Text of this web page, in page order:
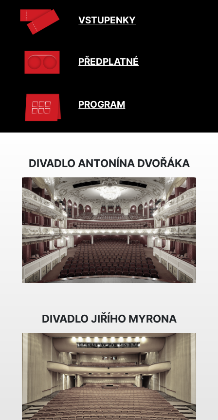
VSTUPENKY
PŘEDPLATNÉ
PROGRAM
DIVADLO ANTONÍNA DVOŘÁKA
DIVADLO JIŘÍHO MYRONA